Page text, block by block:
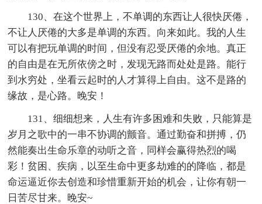
130、在这个世界上，不单调的东西让人很快厌倦，
不让人厌倦的大多是单调的东西。向来如此。我的人生
可以有把玩单调的时间，但没有忍受厌倦的余地。真正
的自由是在无所依傍之时，发现无路而处处是路。能行
到水穷处，坐看云起时的人才算得上自由。这不是路的
缘故，是心路。晚安！
131、细细想来，人生有许多困难和失败，只能算是
岁月之歌中的一串不协调的颤音。通过勤奋和拼搏，仍
然能奏出生命乐章的动听之音，同样会赢得热烈的喝
彩！贫困、疾病，以至生命中更多劫难的的降临，都是
命运逼近你去创造和珍惜重新开始的机会，让你有朝一
日苦尽甘来。晚安~